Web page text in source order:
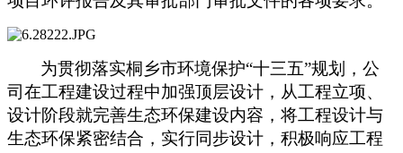
为贯彻落实桐乡市环境保护“十三五”规划，公
司在工程建设过程中加强顶层设计，从工程立项、
设计阶段就完善生态环保建设内容，将工程设计与
生态环保紧密结合，实行同步设计，积极响应工程